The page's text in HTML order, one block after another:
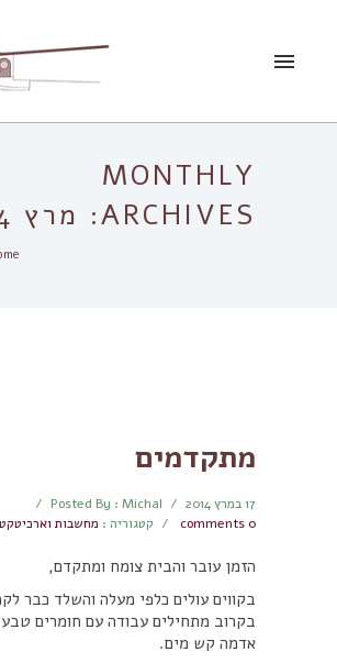
MONTHLY
ARCHIVES:
מרץ 2014
מתקדמים
17 במרץ 2014 /
Posted By : Michal
/
comments 0
/ קטגוריה : מחשבות
הזמן עובר והבית צומח ומתקדם,
בקווים עולים כלפי מעלה והשלד כבר
בקרוב מתחילים עבודה עם חומרים
אדמה קש מים.